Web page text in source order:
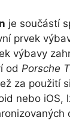
je součástí
prvek
výbavy
od Porsche
za použití
nebo